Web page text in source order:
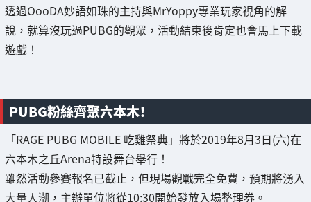
透過OooDA妙語如珠的主持與MrYoppy專業玩家視角的解
說，就算沒玩過PUBG的觀眾，活動結束後肯定也會馬上下載
遊戲！
PUBG粉絲齊聚六本木！
「RAGE PUBG MOBILE 吃雞祭典」將於2019年8月3日(六)在
六本木之丘Arena特設舞台舉行！
雖然活動參賽報名已截止，但現場觀戰完全免費，預期將湧入
大量人潮，主辦單位將從10:30開始發放入場整理券。